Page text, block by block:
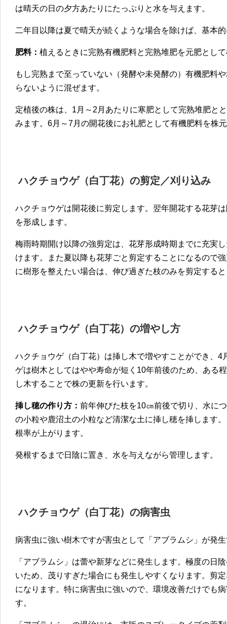
は晴天の日の夕方あたりにたっぷりと水を与えます。
二年目以降は夏で晴天が続くような場合を除けば、基本
肥料： 植えるときに完熟有機肥料と完熟堆肥を元肥とし
もし完熟まで至っていない（発酵や未発酵の）有機肥料
らないように混ぜます。
定植後の株は、1月～2月あたりに寒肥として完熟堆肥と
みます。6月～7月の開花後にお礼肥として有機肥料を株
ハクチョウゲ（白丁花）の剪定／刈り込み
ハクチョウゲは開花後に剪定します。翌年開花する花芽
を形成します。
梅雨時期開け以降の強剪定は、花芽形成時期までに充実
けます。また夏以降も花芽ごと剪定することになるので
に樹形を整えたい場合は、伸び過ぎた枝のみを剪定する
ハクチョウゲ（白丁花） の増やし方
ハクチョウゲ（白丁花）は挿し木で増やすことができ、
ゲは樹木としてはやや寿命が短く10年前後のため、ある
し木することで株の更新を行います。
挿し穂の作り方： 前年伸びた枝を10㎝前後で切り、水に
の小粒や鹿沼土の小粒など清潔な土に挿し穂を挿します
根率が上がります。
発根するまで日陰に置き、水を与えながら管理します。
ハクチョウゲ（白丁花） の病害虫
病害虫に強い樹木ですが害虫として「アブラムシ」が発
「アブラムシ」は蕾や新芽などに発生します。極度の日
いため、茂りすぎた場合にも発生しやすくなります。剪
になります。特に病害虫に強いので、環境改善だけでも
す。